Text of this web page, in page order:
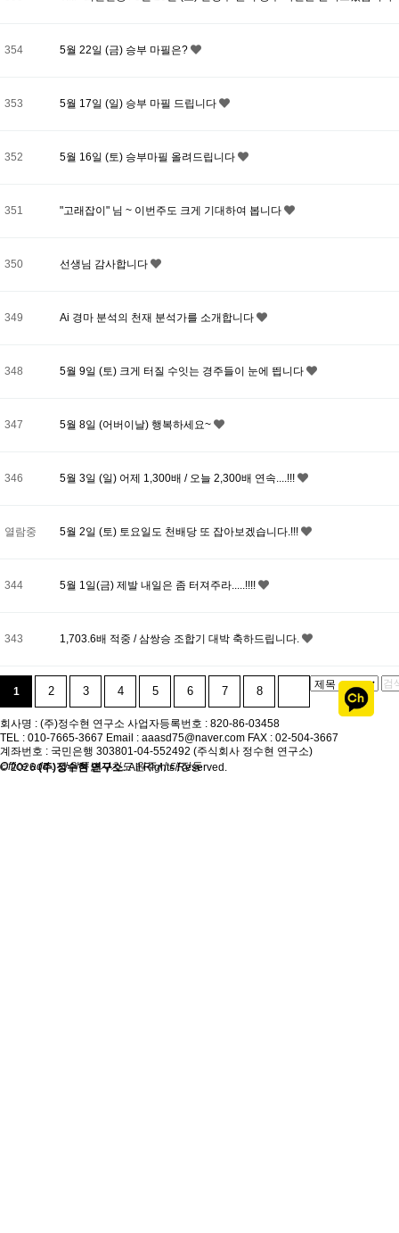
354 5월 22일 (금) 승부 마필은?
353 5월 17일 (일) 승부 마필 드립니다
352 5월 16일 (토) 승부마필 올려드립니다
351 "고래잡이" 님 ~ 이번주도 크게 기대하여 봅니다
350 선생님 감사합니다
349 Ai 경마 분석의 천재 분석가를 소개합니다
348 5월 9일 (토) 크게 터질 수잇는 경주들이 눈에 띕니다
347 5월 8일 (어버이날) 행복하세요~
346 5월 3일 (일) 어제 1,300배 / 오늘 2,300배 연속....!!!
열람중 5월 2일 (토) 토요일도 천배당 또 잡아보겠습니다.!!!
344 5월 1일(금) 제발 내일은 좀 터져주라.....!!!!
343 1,703.6배 적중 / 삼쌍승 조합기 대박 축하드립니다.
1 2 3 4 5 6 7 8
개인정보취
회사명 : (주)정수현 연구소 사업자등록번호 : 820-86-03458
TEL : 010-7665-3667 Email : aaasd75@naver.com FAX : 02-504-3667
계좌번호 : 국민은행 303801-04-552492 (주식회사 정수현 연구소)
Office add : 강원특별자치도 원주시 태장동
© 2026(주)정수현 연구소. All Rights Reserved.